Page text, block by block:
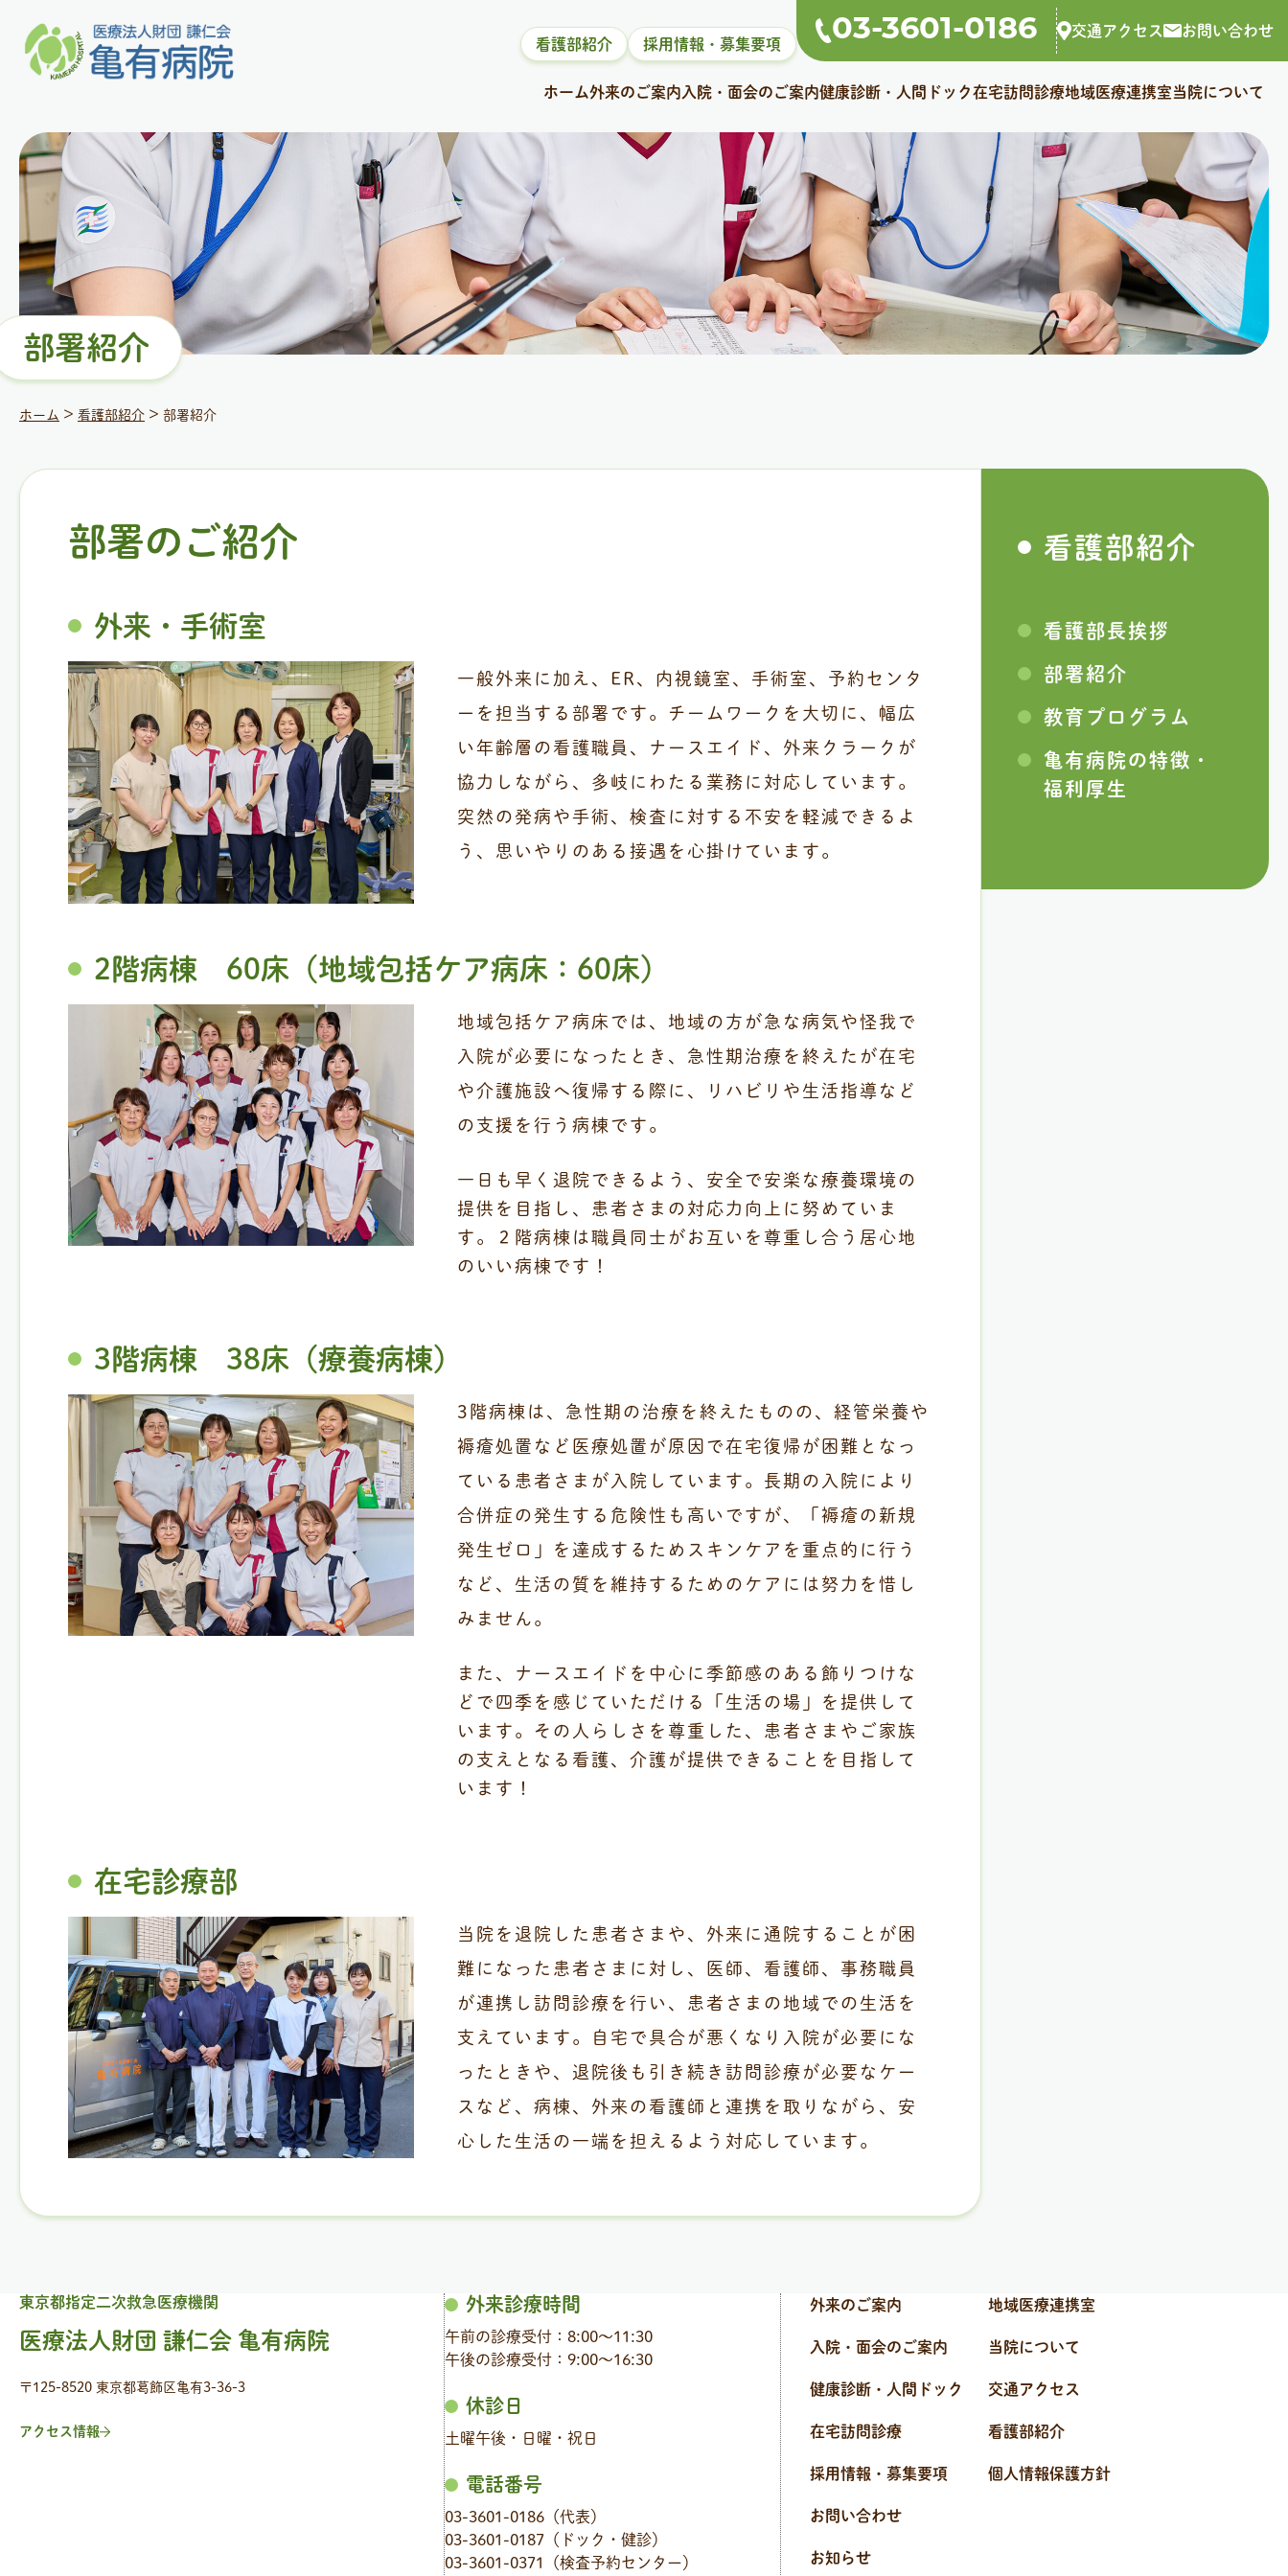
看護部紹介 採用情報・募集要項 03-3601-0186 交通アクセス お問い合わせ
ホーム外来のご案内 入院・面会のご案内健康診断・人間ドック在宅訪問診療地域医療連携室当院について
部署紹介
ホーム > 看護部紹介 > 部署紹介
部署のご紹介
外来・手術室
一般外来に加え、ER、内視鏡室、手術室、予約センタ
ーを担当する部署です。チームワークを大切に、幅広
い年齢層の看護職員、ナースエイド、外来クラークが
協力しながら、多岐にわたる業務に対応しています。
突然の発病や手術、検査に対する不安を軽減できるよ
う、思いやりのある接遇を心掛けています。
2階病棟 60床（地域包括ケア病床：60床）
地域包括ケア病床では、地域の方が急な病気や怪我で
入院が必要になったとき、急性期治療を終えたが在宅
や介護施設へ復帰する際に、リハビリや生活指導など
の支援を行う病棟です。
一日も早く退院できるよう、安全で安楽な療養環境の
提供を目指し、患者さまの対応力向上に努めていま
す。２階病棟は職員同士がお互いを尊重し合う居心地
のいい病棟です！
3階病棟 38床（療養病棟）
3階病棟は、急性期の治療を終えたものの、経管栄養や
褥瘡処置など医療処置が原因で在宅復帰が困難となっ
ている患者さまが入院しています。長期の入院により
合併症の発生する危険性も高いですが、「褥瘡の新規
発生ゼロ」を達成するためスキンケアを重点的に行う
など、生活の質を維持するためのケアには努力を惜し
みません。
また、ナースエイドを中心に季節感のある飾りつけな
どで四季を感じていただける「生活の場」を提供して
います。その人らしさを尊重した、患者さまやご家族
の支えとなる看護、介護が提供できることを目指して
います！
在宅診療部
当院を退院した患者さまや、外来に通院することが困
難になった患者さまに対し、医師、看護師、事務職員
が連携し訪問診療を行い、患者さまの地域での生活を
支えています。自宅で具合が悪くなり入院が必要にな
ったときや、退院後も引き続き訪問診療が必要なケー
スなど、病棟、外来の看護師と連携を取りながら、安
心した生活の一端を担えるよう対応しています。
看護部紹介
看護部⻑挨拶
部署紹介
教育プログラム
⻲有病院の特徴・
福利厚⽣
東京都指定二次救急医療機関
医療法人財団 謙仁会 亀有病院
〒125-8520 東京都葛飾区亀有3-36-3
アクセス情報
外来診療時間
午前の診療受付：8:00〜11:30
午後の診療受付：9:00〜16:30
休診日
土曜午後・日曜・祝日
電話番号
03-3601-0186（代表）
03-3601-0187（ドック・健診）
03-3601-0371（検査予約センター）
外来のご案内
入院・面会のご案内
健康診断・人間ドック
在宅訪問診療
地域医療連携室
当院について
交通アクセス
看護部紹介
採用情報・募集要項
お問い合わせ
お知らせ
個人情報保護方針